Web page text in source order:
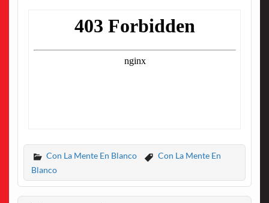
Con La Mente En Blanco
Con La Mente En
Blanco